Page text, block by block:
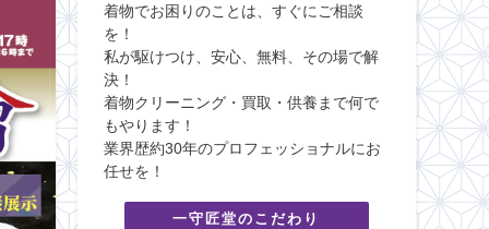
着物でお困りのことは、すぐにご相談
を！
私が駆けつけ、安心、無料、その場で解
決！
着物クリーニング・買取・供養まで何で
もやります！
業界歴約30年のプロフェッショナルにお
任せを！
一守匠堂のこだわり